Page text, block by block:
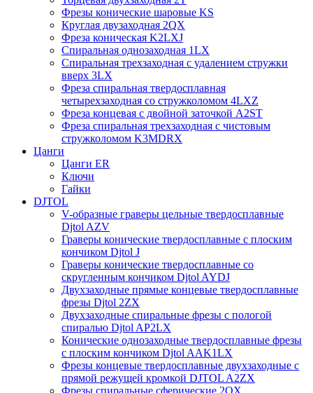
Фрезы конические шаровые KS
Круглая двузаходная 2QX
Фреза коническая K2LXJ
Спиральная однозаходная 1LX
Спиральная трехзаходная с удалением стружки
вверх 3LX
Фреза спиральная твердосплавная
четырехзаходная со стружколомом 4LXZ
Фреза концевая с двойной заточкой A2ST
Фреза спиральная трехзаходная с чистовым
стружколомом K3MDRX
Цанги
Цанги ER
Ключи
Гайки
DJTOL
V-образные граверы цельные твердосплавные
Djtol AZV
Граверы конические твердосплавные с плоским
кончиком Djtol J
Граверы конические твердосплавные со
скругленным кончиком Djtol AYDJ
Двухзаходные прямые концевые твердосплавные
фрезы Djtol 2ZX
Двухзаходные спиральные фрезы с пологой
спиралью Djtol AP2LX
Конические однозаходные твердосплавные фрезы
с плоским кончиком Djtol AAK1LX
Фрезы концевые твердосплавные двухзаходные с
прямой режущей кромкой DJTOL A2ZX
Фрезы спиральные сферические 2QX